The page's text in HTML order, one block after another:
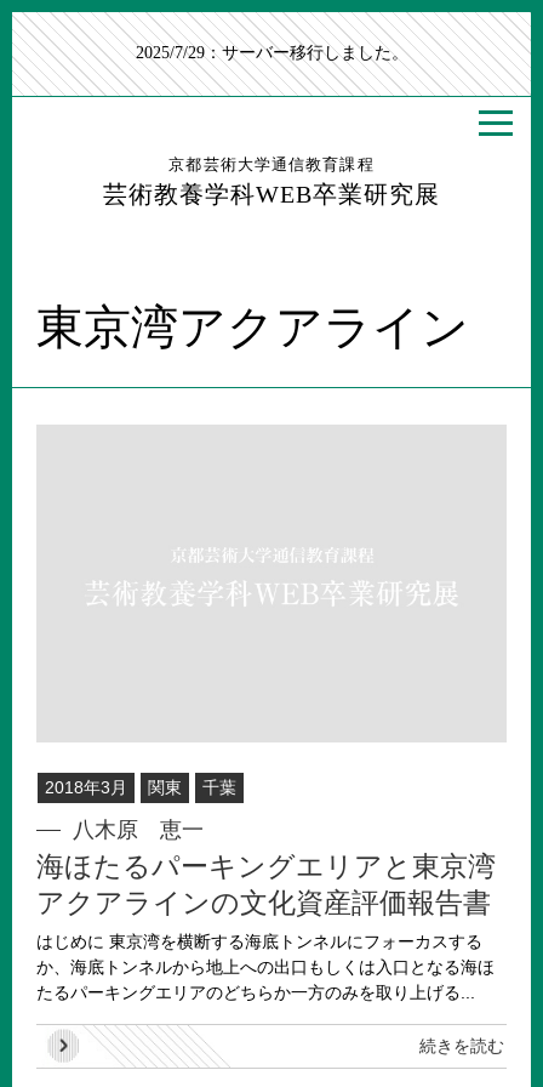
2025/7/29：サーバー移行しました。
京都芸術大学通信教育課程
芸術教養学科WEB卒業研究展
東京湾アクアライン
2018年3月 関東 千葉
八木原 恵一
海ほたるパーキングエリアと東京湾
アクアラインの文化資産評価報告書
はじめに 東京湾を横断する海底トンネルにフォーカスする
か、海底トンネルから地上への出口もしくは入口となる海ほ
たるパーキングエリアのどちらか一方のみを取り上げる...
続きを読む